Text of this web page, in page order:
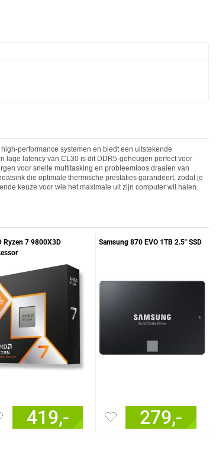
performance systemen en biedt een uitstekende
lage latency van CL30 is dit DDR5-geheugen perfect voor
voor snelle multitasking en probleemloos draaien van
die optimale thermische prestaties garandeert, zodat je
keuze voor wie het maximale uit zijn computer wil halen.
Ryzen 7 9800X3D
419,-
Samsung 870 EVO 1TB 2.5" SSD
279,-